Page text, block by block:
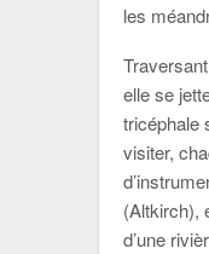
les
elle se
tricéphale
visiter,
(Altkirch),
d’une